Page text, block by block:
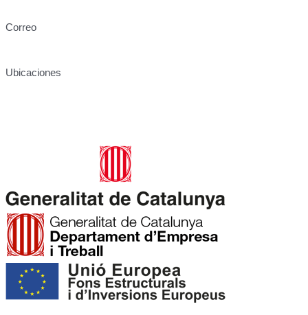
Correo
Ubicaciones